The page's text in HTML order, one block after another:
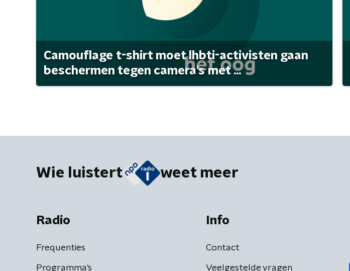
Camouflage t-shirt moet lhbti-activisten gaan
beschermen tegen camera's met ...
Wie luistert weet meer
Radio
Frequenties
Programma's
Info
Contact
Veelgestelde vragen